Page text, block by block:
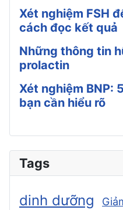
Xét nghiệm FSH
cách đọc kết quả
Những thông tin
prolactin
Xét nghiệm BNP:
bạn cần hiểu rõ
Tags
dinh dưỡng